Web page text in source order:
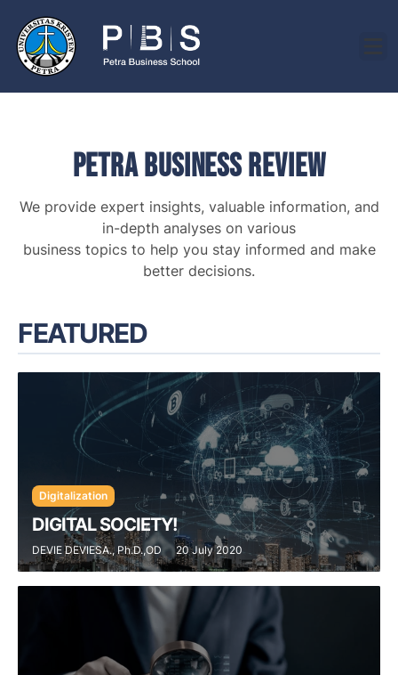
Petra Business Review
We provide expert insights, valuable information, and
in-depth analyses on various
business topics to help you stay informed and make
better decisions.
FEATURED
Digitalization
DIGITAL SOCIETY!
DEVIE DEVIESA., Ph.D.,OD 20 July 2020